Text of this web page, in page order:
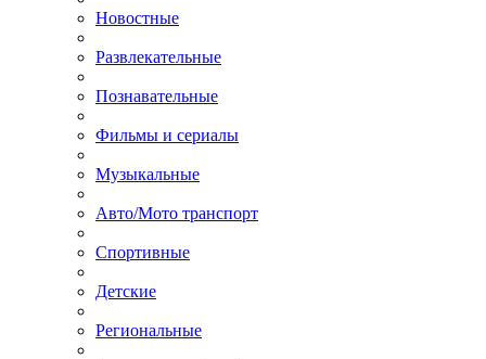
Новостные
Развлекательные
Познавательные
Фильмы и сериалы
Музыкальные
Авто/Мото транспорт
Спортивные
Детские
Региональные